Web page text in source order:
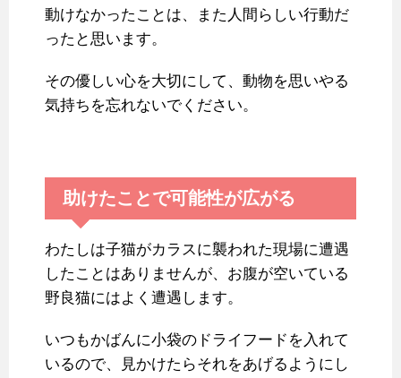
動けなかったことは、また人間らしい行動だ
ったと思います。
その優しい心を大切にして、動物を思いやる
気持ちを忘れないでください。
助けたことで可能性が広がる
わたしは子猫がカラスに襲われた現場に遭遇
したことはありませんが、お腹が空いている
野良猫にはよく遭遇します。
いつもかばんに小袋のドライフードを入れて
いるので、見かけたらそれをあげるようにし